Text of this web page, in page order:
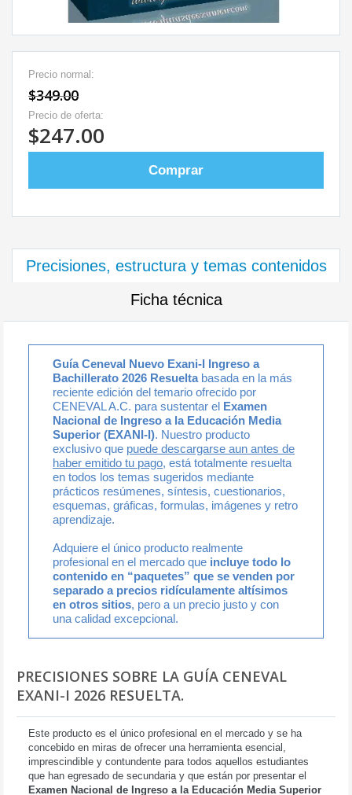
Precio normal:
$349.00
Precio de oferta:
$247.00
Comprar
Precisiones, estructura y temas contenidos
Ficha técnica
Guía Ceneval Nuevo Exani-I Ingreso a
Bachillerato 2026 Resueltabasada en la más
reciente edición del temario ofrecido por
CENEVAL A.C. para sustentar el Examen
Nacional de Ingreso a la Educación Media
Superior (EXANI-I). Nuestro producto
exclusivo que puede descargarse aun antes de
haber emitido tu pago, está totalmente resuelta
en todos los temas sugeridos mediante
prácticos resúmenes, síntesis, cuestionarios,
esquemas, gráficas, formulas, imágenes y retro
aprendizaje.
Adquiere el único producto realmente
profesional en el mercado que incluye todo lo
contenido en “paquetes” que se venden por
separado a precios ridículamente altísimos
en otros sitios, pero a un precio justo y con
una calidad excepcional.
PRECISIONES SOBRE LA GUÍA CENEVAL
EXANI-I 2026 RESUELTA.
Este producto es el único profesional en el mercado y se ha
concebido en miras de ofrecer una herramienta esencial,
imprescindible y contundente para todos aquellos estudiantes
que han egresado de secundaria y que están por presentar el
Examen Nacional de Ingreso a la Educación Media Superior